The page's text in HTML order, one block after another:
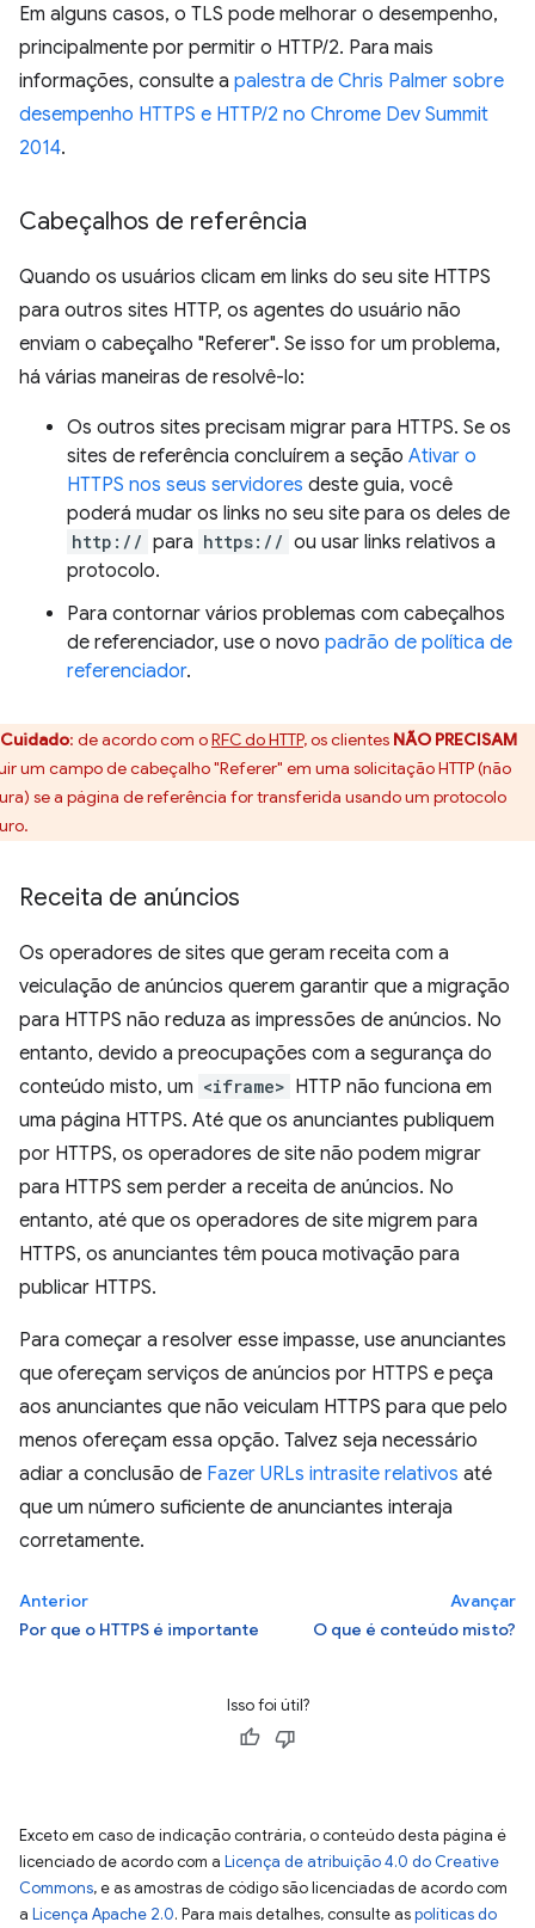
Em alguns casos, o TLS pode melhorar o desempenho,
principalmente por permitir o HTTP/2. Para mais
informações, consulte a palestra de Chris Palmer sobre
desempenho HTTPS e HTTP/2 no Chrome Dev Summit
2014.
Cabeçalhos de referência
Quando os usuários clicam em links do seu site HTTPS
para outros sites HTTP, os agentes do usuário não
enviam o cabeçalho "Referer". Se isso for um problema,
há várias maneiras de resolvê-lo:
Os outros sites precisam migrar para HTTPS. Se os
sites de referência concluírem a seção Ativar o
HTTPS nos seus servidores deste guia, você
poderá mudar os links no seu site para os deles de
http:// para https:// ou usar links relativos a
protocolo.
Para contornar vários problemas com cabeçalhos
de referenciador, use o novo padrão de política de
referenciador.
Cuidado: de acordo com oRFC do HTTP, os clientes NÃO PRECISAM
um campo de cabeçalho "Referer" em uma solicitação HTTP (não
se a página de referência for transferida usando um protocolo
Receita de anúncios
Os operadores de sites que geram receita com a
veiculação de anúncios querem garantir que a migração
para HTTPS não reduza as impressões de anúncios. No
entanto, devido a preocupações com a segurança do
conteúdo misto, um <iframe> HTTP não funciona em
uma página HTTPS. Até que os anunciantes publiquem
por HTTPS, os operadores de site não podem migrar
para HTTPS sem perder a receita de anúncios. No
entanto, até que os operadores de site migrem para
HTTPS, os anunciantes têm pouca motivação para
publicar HTTPS.
Para começar a resolver esse impasse, use anunciantes
que ofereçam serviços de anúncios por HTTPS e peça
aos anunciantes que não veiculam HTTPS para que pelo
menos ofereçam essa opção. Talvez seja necessário
adiar a conclusão de Fazer URLs intrasite relativos até
que um número suficiente de anunciantes interaja
corretamente.
Anterior
Por que o HTTPS é importante
Avançar
O que é conteúdo misto?
Isso foi útil?
Exceto em caso de indicação contrária, o conteúdo desta página é
licenciado de acordo com a Licença de atribuição 4.0 do Creative
Commons, e as amostras de código são licenciadas de acordo com
a Licença Apache 2.0. Para mais detalhes, consulte aspolíticas do